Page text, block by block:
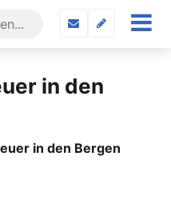
in den
in den Bergen